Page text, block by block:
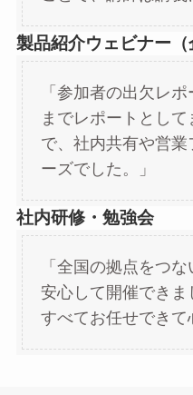
製品紹介ウェビナー（
「参加者の出欠レ
までレポートとし
で、社内共有や営
ーズでした。」
社内研修・勉強会
「全国の拠点をつ
安心して開催できま
すべてお任せできて